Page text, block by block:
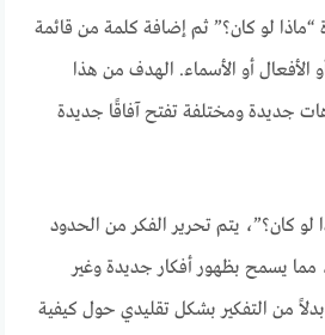
“ماذا لو كان؟” ثم إضافة كلمة من قائمة
أو الأسماء. الهدف من هذا
جديدة ومختلفة تفتح آفاقًا جديدة
كان؟”، يتم تحرير الفكر من الحدود
مما يسمح بظهور أفكار جديدة وغير
من التفكير بشكل تقليدي حول كيفية